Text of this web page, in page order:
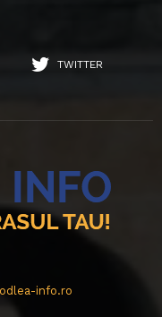
TWITTER
info.ro